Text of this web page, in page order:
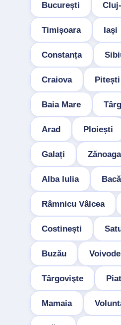
București
Timișoara Iași
Constanța
Craiova Pitești
Baia Mare
Arad Ploiești
Galați Zănoaga
Alba Iulia
Râmnicu Vâlcea
Costinești
Buzău
Târgovişte
Mamaia